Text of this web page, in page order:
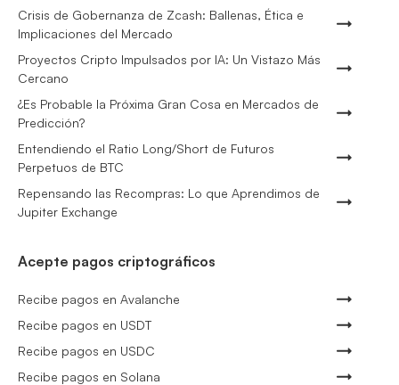
Crisis de Gobernanza de Zcash: Ballenas, Ética e
Implicaciones del Mercado
Proyectos Cripto Impulsados por IA: Un Vistazo Más
Cercano
¿Es Probable la Próxima Gran Cosa en Mercados de
Predicción?
Entendiendo el Ratio Long/Short de Futuros
Perpetuos de BTC
Repensando las Recompras: Lo que Aprendimos de
Jupiter Exchange
Acepte pagos criptográficos
Recibe pagos en Avalanche
Recibe pagos en USDT
Recibe pagos en USDC
Recibe pagos en Solana